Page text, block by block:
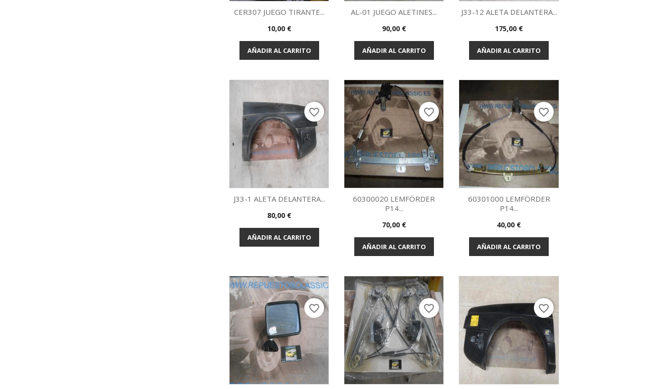
Vista rápida
CER307 JUEGO TIRANTE...
Precio
10,00 €
AÑADIR AL CARRITO
Vista rápida
AL-01 JUEGO ALETINES...
Precio
90,00 €
AÑADIR AL CARRITO
Vista rápida
J33-12 ALETA DELANTERA...
Precio
175,00 €
AÑADIR AL CARRITO
Vista rápida
J33-1 ALETA DELANTERA...
Precio
80,00 €
AÑADIR AL CARRITO
favorite_border
Vista rápida
60300020 LEMFÖRDER
P14...
Precio
70,00 €
AÑADIR AL CARRITO
favorite_border
Vista rápida
60301000 LEMFÖRDER
P14...
Precio
40,00 €
AÑADIR AL CARRITO
favorite_border
favorite_border favorite_border favorite_border